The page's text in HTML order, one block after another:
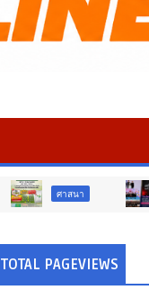
TOTAL PAGEVIEWS